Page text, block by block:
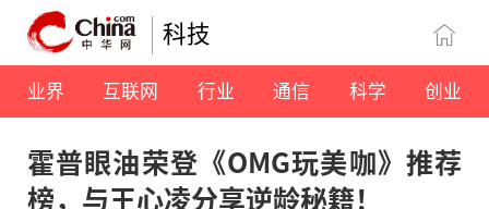
科技
业界 互联网 行业 通信 科学 创业
霍普眼油荣登《OMG玩美咖》推荐
榜，与王心凌分享逆龄秘籍！